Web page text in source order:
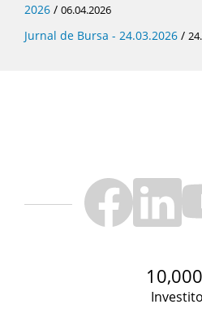
2026 / 06.04.2026
Jurnal de Bursa - 24.03.2026 /